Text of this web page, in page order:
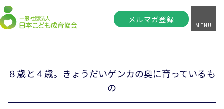
メルマガ登録
MENU
８歳と４歳。きょうだいゲンカの奥に育っているも
の